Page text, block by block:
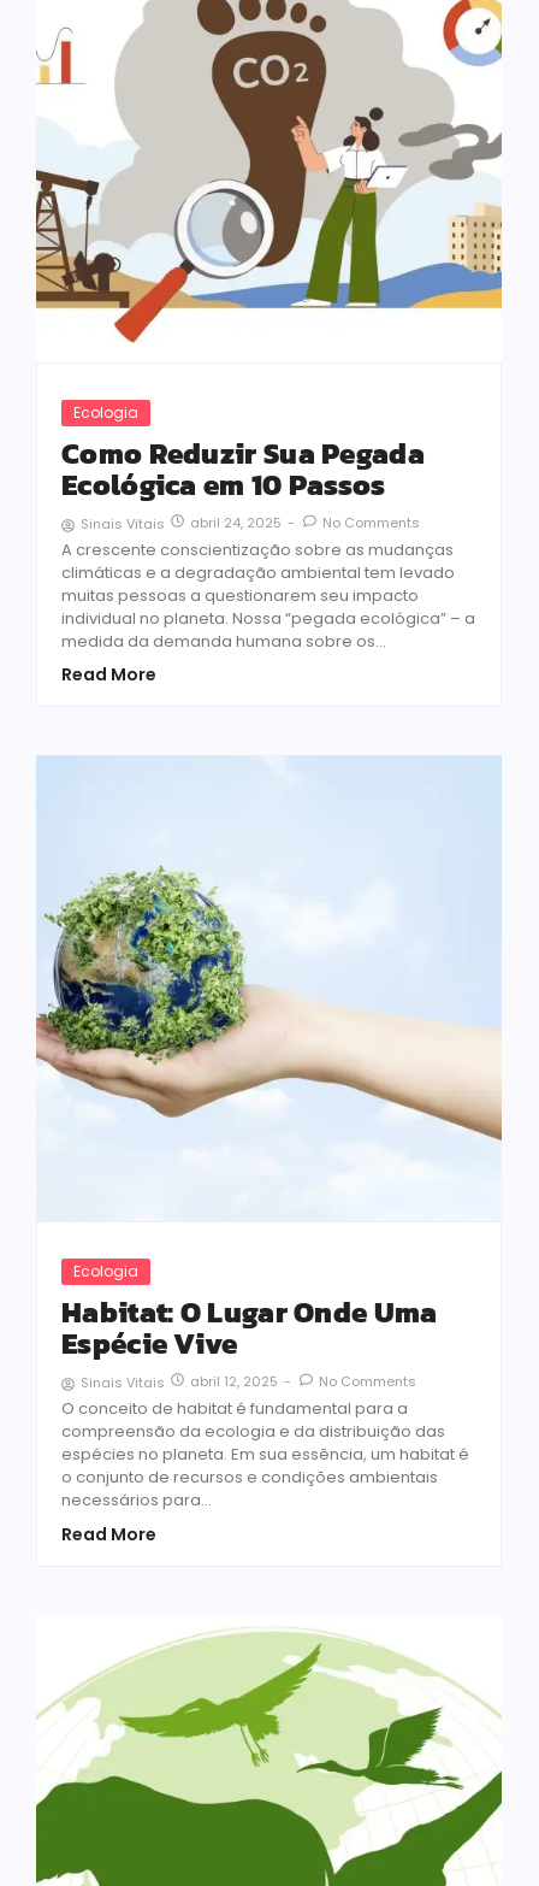
Ecologia
Como Reduzir Sua Pegada
Ecológica em 10 Passos
Sinais Vitais abril 24, 2025 - No Comments
A crescente conscientização sobre as mudanças
climáticas e a degradação ambiental tem levado
muitas pessoas a questionarem seu impacto
individual no planeta. Nossa “pegada ecológica” – a
medida da demanda humana sobre os...
Read More
Ecologia
Habitat: O Lugar Onde Uma
Espécie Vive
Sinais Vitais abril 12, 2025 - No Comments
O conceito de habitat é fundamental para a
compreensão da ecologia e da distribuição das
espécies no planeta. Em sua essência, um habitat é
o conjunto de recursos e condições ambientais
necessários para...
Read More